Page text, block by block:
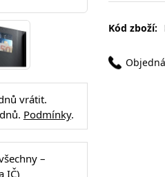
vrátit.
Podmínky.
–
IČ)
Kód zboží: